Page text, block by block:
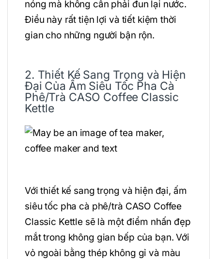
nóng mà không cần phải đun lại nước.
Điều này rất tiện lợi và tiết kiệm thời
gian cho những người bận rộn.
2. Thiết Kế Sang Trọng và Hiện
Đại Của Ấm Siêu Tốc Pha Cà
Phê/Trà CASO Coffee Classic
Kettle
Với thiết kế sang trọng và hiện đại, ấm
siêu tốc pha cà phê/trà CASO Coffee
Classic Kettle sẽ là một điểm nhấn đẹp
mắt trong không gian bếp của bạn. Với
vỏ ngoài bằng thép không gỉ và màu